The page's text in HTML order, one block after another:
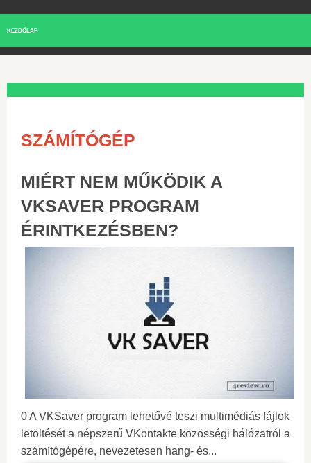
KEZDŐLAP
SZÁMÍTÓGÉP
MIÉRT NEM MŰKÖDIK A
VKSAVER PROGRAM
ÉRINTKEZÉSBEN?
0 A VKSaver program lehetővé teszi multimédiás fájlok
letöltését a népszerű VKontakte közösségi hálózatról a
számítógépére, nevezetesen hang- és...